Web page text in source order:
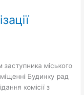
заступника міського
Будинку рад
комісії з